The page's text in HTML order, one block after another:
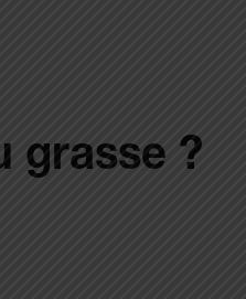
grasse ?